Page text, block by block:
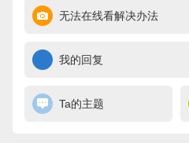
无法在线看解决办法
我的回复
Ta的主题